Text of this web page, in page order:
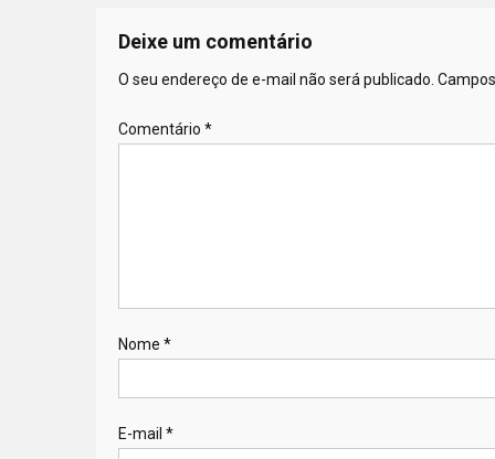
Deixe um comentário
O seu endereço de e-mail não será publicado.
Comentário *
Nome *
E-mail *